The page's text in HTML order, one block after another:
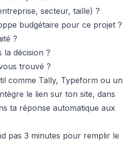
secteur, taille) ?
budgétaire pour ce projet ?
?
la décision ?
trouvé ?
comme Tally, Typeform ou un
le lien sur ton site, dans
ta réponse automatique aux
pas 3 minutes pour remplir le